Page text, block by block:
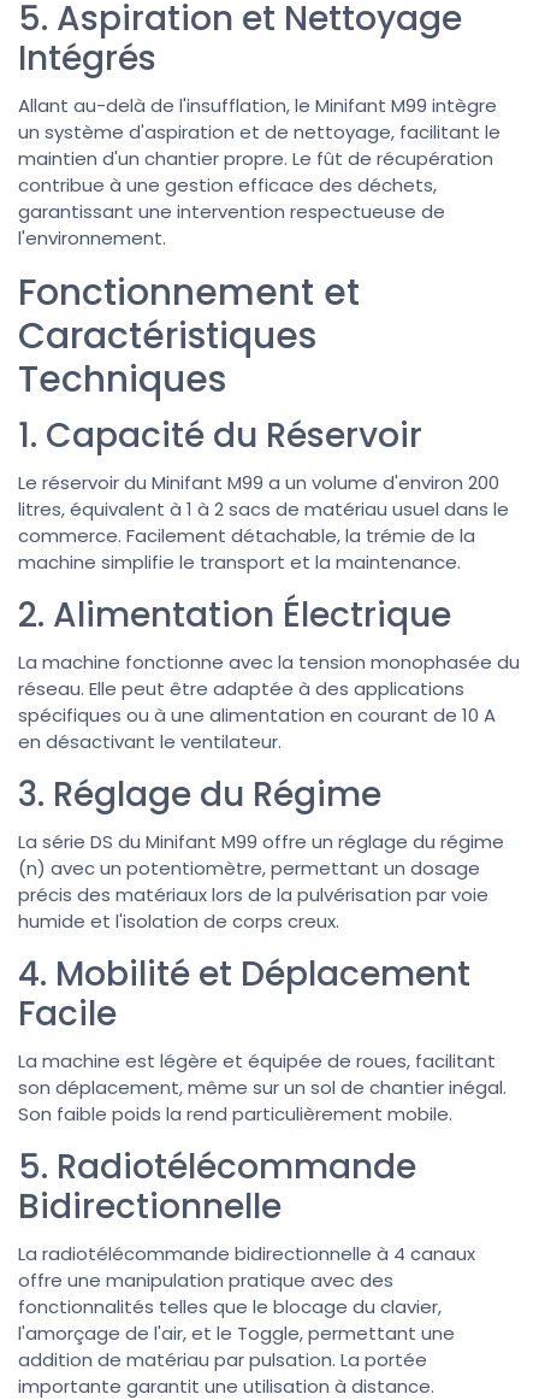
5. Aspiration et Nettoyage
Intégrés
Allant au-delà de l'insufflation, le Minifant M99 intègre
un système d'aspiration et de nettoyage, facilitant le
maintien d'un chantier propre. Le fût de récupération
contribue à une gestion efficace des déchets,
garantissant une intervention respectueuse de
l'environnement.
Fonctionnement et
Caractéristiques
Techniques
1. Capacité du Réservoir
Le réservoir du Minifant M99 a un volume d'environ 200
litres, équivalent à 1 à 2 sacs de matériau usuel dans le
commerce. Facilement détachable, la trémie de la
machine simplifie le transport et la maintenance.
2. Alimentation Électrique
La machine fonctionne avec la tension monophasée du
réseau. Elle peut être adaptée à des applications
spécifiques ou à une alimentation en courant de 10 A
en désactivant le ventilateur.
3. Réglage du Régime
La série DS du Minifant M99 offre un réglage du régime
(n) avec un potentiomètre, permettant un dosage
précis des matériaux lors de la pulvérisation par voie
humide et l'isolation de corps creux.
4. Mobilité et Déplacement
Facile
La machine est légère et équipée de roues, facilitant
son déplacement, même sur un sol de chantier inégal.
Son faible poids la rend particulièrement mobile.
5. Radiotélécommande
Bidirectionnelle
La radiotélécommande bidirectionnelle à 4 canaux
offre une manipulation pratique avec des
fonctionnalités telles que le blocage du clavier,
l'amorçage de l'air, et le Toggle, permettant une
addition de matériau par pulsation. La portée
importante garantit une utilisation à distance.